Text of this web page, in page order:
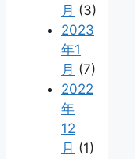
月 (3)
2023
年1
月 (7)
2022
年
12
月 (1)